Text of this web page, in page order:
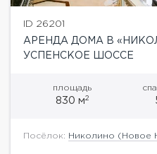
ID 26201
АРЕНДА ДОМА В
УСПЕНСКОЕ ШОССЕ
площадь
830 м2
Посёлок: Николино (Новое